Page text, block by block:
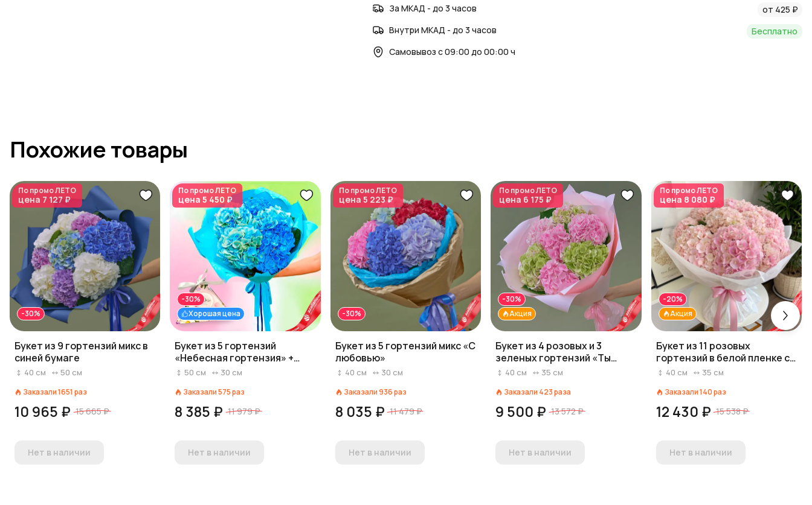
За МКАД - до 3 часов
от 425 ₽
Внутри МКАД - до 3 часов
Бесплатно
Самовывоз с 09:00 до 00:00 ч
Похожие товары
По промоЛЕТО
цена 7 127 ₽
-30%
Букет из 9 гортензий микс в
синей бумаге
40 см 50 см
Заказали1651 раз
10 965 ₽ 15 665 ₽
Нет в наличии
По промоЛЕТО
цена5 450 ₽
Хорошая цена
-30%
Букет из 5 гортензий
«Небесная гортензия» +
конфеты Choco Delicia в
50 см 30 см
Заказали575раз
8 385 ₽ 11 979 ₽
Нет в наличии
По промоЛЕТО
цена 5 223 ₽
-30%
Букет из 5 гортензий микс «С
любовью»
40 см 30 см
Заказали936раз
8 035 ₽ 11 479 ₽
Нет в наличии
По промоЛЕТО
цена 6 175 ₽
Акция
-30%
Букет из 4 розовых и 3
зеленых гортензий «Ты
лучшая!»
40 см 35 см
Заказали 423раза
9 500 ₽ 13 572 ₽
Нет в наличии
По промоЛЕТО
цена 8 080 ₽
Акция
-20%
Букет из 11 розовых
гортензий в белой пленке с
лентой
40 см 35 см
Заказали140раз
12 430 ₽ 15 538 ₽
Нет в наличии